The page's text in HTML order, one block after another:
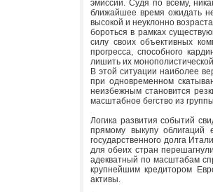
эмиссии. Судя по всему,
ближайшее время ожидать
высокой и неуклонно
бороться в рамках
силу своих объективных
прогресса, способного
лишить их
В этой ситуации наиболее
при одновременном
неизбежным становится
масштабное бегство из
Логика развития событий
прямому выкупу
государственного долга
для обеих стран
адекватный по масштабам
крупнейшим кредитором
активы.